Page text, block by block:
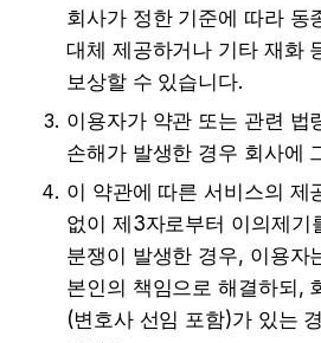
회사가 정한 기준에 따라 동
대체 제공하거나 기타 재화
보상할 수 있습니다.
이용자가 약관 또는 관련 법
손해가 발생한 경우 회사에
이 약관에 따른 서비스의 제
없이 제3자로부터 이의제기
분쟁이 발생한 경우, 이용자
본인의 책임으로 해결하되,
(변호사 선임 포함)가 있는